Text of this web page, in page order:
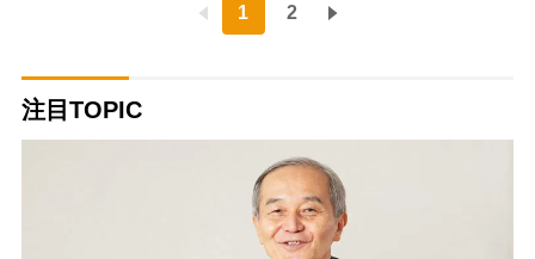
1 2
注目TOPIC